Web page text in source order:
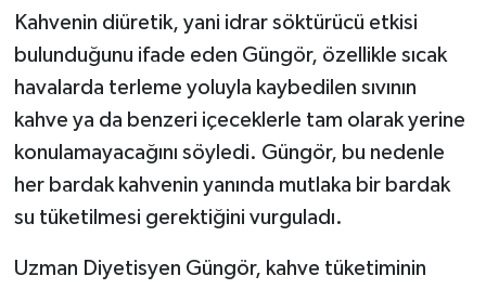
Kahvenin diüretik, yani idrar söktürücü etkisi
bulunduğunu ifade eden Güngör, özellikle sıcak
havalarda terleme yoluyla kaybedilen sıvının
kahve ya da benzeri içeceklerle tam olarak yerine
konulamayacağını söyledi. Güngör, bu nedenle
her bardak kahvenin yanında mutlaka bir bardak
su tüketilmesi gerektiğini vurguladı.
Uzman Diyetisyen Güngör, kahve tüketiminin